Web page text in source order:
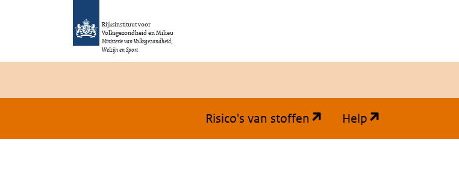
Rijksinstituut voor
Volksgezondheid en Milieu
Ministerie van Volksgezondheid,
Welzijn en Sport
Risico's van stoffen (opent in een nieuw
Help